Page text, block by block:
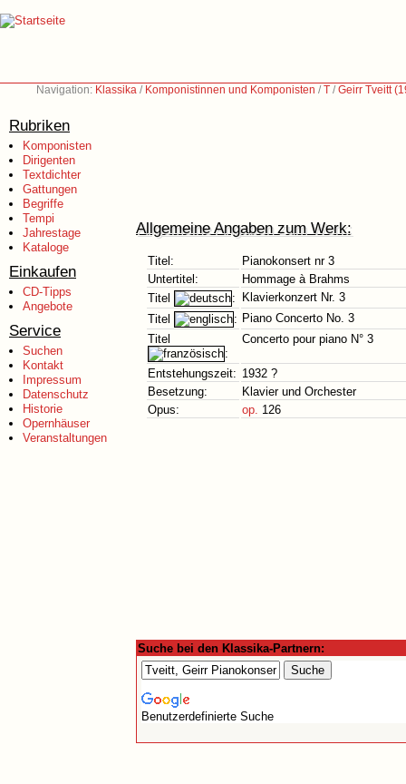
Navigation: Klassika / Komponistinnen und Komponisten /T /Geirr Tveitt
Rubriken
Komponisten
Dirigenten
Textdichter
Gattungen
Begriffe
Tempi
Jahrestage
Kataloge
Einkaufen
CD-Tipps
Angebote
Service
Suchen
Kontakt
Impressum
Datenschutz
Historie
Opernhäuser
Veranstaltungen
Allgemeine Angaben zum Werk:
Titel:
Pianokonsert nr 3
Untertitel:
Hommage à Brahms
Titel
:
Klavierkonzert Nr. 3
Titel
: Piano Concerto No. 3
Titel
:
Concerto pour piano N° 3
Entstehungszeit: 1932 ?
Besetzung:
Klavier und Orchester
Opus:
op. 126
Suche bei den Klassika-Partnern:
Benutzerdefinierte Suche